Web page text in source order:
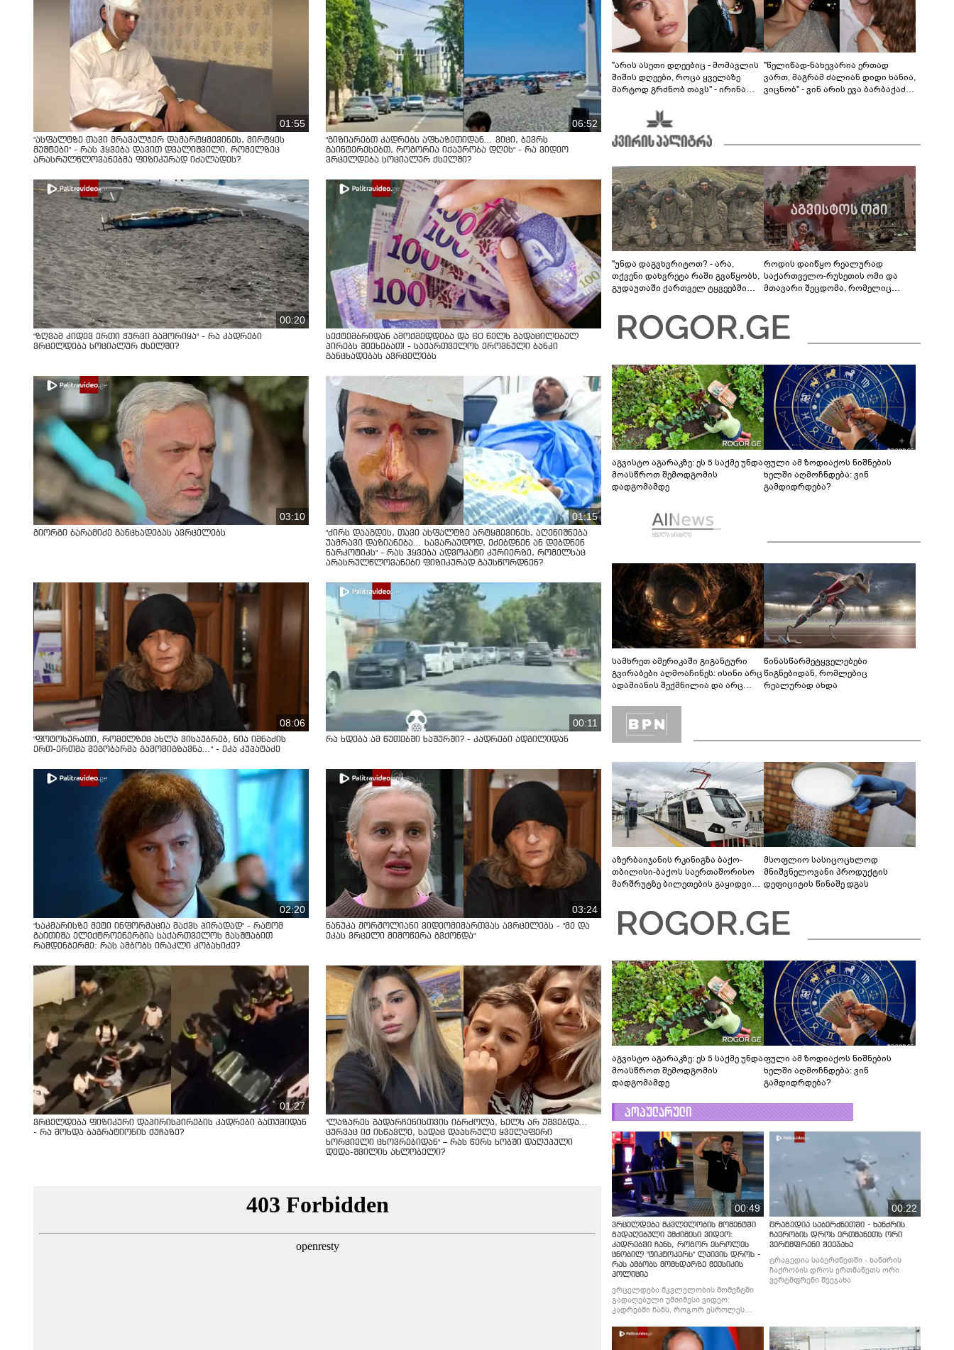
01:55
"ასფალტზე თავი მრავალჯერ დამარტყმევინეს, მირტყეს
მუშტები" - რას ჰყვება დავით დვალიშვილი, რომელზეც
არასრულწლოვანებმა ფიზიკურად იძალადეს?
06:52
"გიზიარებთ კადრებს აფხაზეთიდან... ვიცი, ბევრს
გაინტერესებთ, როგორია იქაურობა დღეს" - რა ვიდეო
ვრცელდება სოციალურ ქსელში?
00:20
"ზღვამ კიდევ ერთი ჭურვი გამორიყა" - რა კადრები
ვრცელდება სოციალურ ქსელში?
სექტემბრიდან ამოქმედდება და 60 წელს გადაცილებულ
პირებს შეეხებათ! - საქართველოს ეროვნული ბანკი
განცხადებას ავრცელებს
03:10
გიორგი ბარამიძე განცხადებას ავრცელებს
01:15
"ძირს დააგდეს, თავი ასფალტზე არტყმევინეს, აღენიშნება
უამრავი დაზიანება... სავარაუდოდ, ეძებდნენ ან დებდნენ
ნარკოტიკს" - რას ჰყვება ადვოკატი კურიერზე, რომელსაც
არასრულწლოვანები ფიზიკურად გაუსწორდნენ?
08:06
"ფოტოსურათი, რომელზეც ახლა ვისაუბრებ, ნია იმნაძის
ერთ-ერთმა მეგობარმა გამომიგზავნა..." - ეკა კუპატაძე
00:11
რა ხდება ამ წუთებში ხაშურში? - კადრები ადგილიდან
02:20
"საკმარისზე მეტი ინფორმაცია მაქვს პირადად" - რატომ
გაითიშა ელექტროენერგია საქართველოს მასშტაბით
რამდენჯერმე: რას ამბობს ირაკლი კობახიძე?
03:24
ნანუკა ჟორჟოლიანი ვიდეომიმართვას ავრცელებს - "მე და
ეკას ვრცელი მიმოწერა გვქონდა"
01:27
ვრცელდება ფიზიკური დაპირისპირების კადრები ბათუმიდან
- რა მოხდა ბაგრატიონის ქუჩაზე?
"ლაზარეს გადარჩენისთვის იბრძოლა, ხელს არ უშვებდა…
ცურვაც იქ ისწავლე, სადაც დაასრულე ყველაფერი
ხორციელი ცხოვრებიდან" – რას წერს ხობში დაღუპული
დედა-შვილის ახლობელი?
"არის ასეთი დღეებიც - მომავლის
შიშის დღეები, როცა ყველაზე
მარტოდ გრძნობ თავს" - ირინა
"წელიწად-ნახევარია ერთად
ვართ, მაგრამ ძალიან დიდი ხანია,
ვიცნობ" - ვინ არის ევა ბარბაქაძის
"უნდა დაგვხვრიტოთ? - არა,
თქვენი დახვრეტა რაში გვაწყობს,
გუდაუთაში ქართველ ტყვეებში
როდის დაიწყო რეალურად
საქართველო-რუსეთის ომი და
მთავარი შეცდომა, რომელიც
აგვისტო აგარაკზე: ეს 5 საქმე უნდა
მოასწროთ შემოდგომის
დადგომამდე
ფული ამ ზოდიაქოს ნიშნების
ხელში აღმოჩნდება: ვინ
გამდიდრდება?
სამხრეთ ამერიკაში გიგანტური
გვირაბები აღმოაჩინეს: ისინი არც
ადამიანის შექმნილია და არც
ლაბირინთები?
წინასწარმეტყველებები
წიგნებიდან, რომლებიც
რეალურად ახდა
აზერბაიჯანის რკინიგზა ბაქო-
თბილისი-ბაქოს საერთაშორისო
მარშრუტზე ბილეთების გაყიდვის
მსოფლიო სასიცოცხლოდ
მნიშვნელოვანი პროდუქტის
დეფიციტის წინაშე დგას
აგვისტო აგარაკზე: ეს 5 საქმე უნდა
მოასწროთ შემოდგომის
დადგომამდე
ფული ამ ზოდიაქოს ნიშნების
ხელში აღმოჩნდება: ვინ
გამდიდრდება?
პოპულარული
00:49
ვრცელდება მკვლელობის მომენტში
გადაღებული უმძიმესი ვიდეო:
კადრებში ჩანს, როგორ ესროლეს
ცნობილ "ტიკტოკერს" ლაივის დროს -
რას ამბობს მომხდარზე მექსიკის
პოლიცია
ვრცელდება მკვლელობის მომენტში
გადაღებული უმძიმესი ვიდეო:
კადრებში ჩანს, როგორ ესროლეს
რას ამბობს მომხდარზე მექსიკის
პოლიცია
00:22
ტრაგედია საბერძნეთში - ხანძრის
ჩაქრობის დროს ერთმანეთს ორი
ვერტმფრენი შეეჯახა
ტრაგედია საბერძნეთში - ხანძრის
ჩაქრობის დროს ერთმანეთს ორი
ვერტმფრენი შეეჯახა